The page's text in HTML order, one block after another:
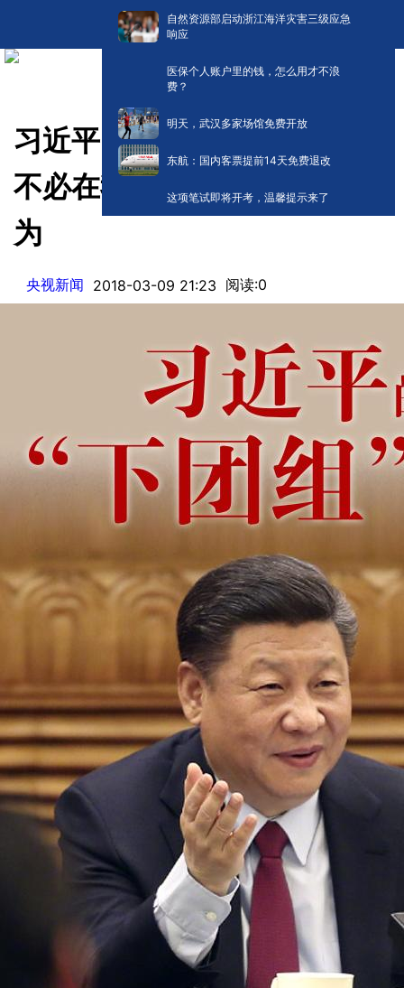
自然资源部启动浙江海洋灾害三级应急
响应
医保个人账户里的钱，怎么用才不浪
费？
明天，武汉多家场馆免费开放
东航：国内客票提前14天免费退改
这项笔试即将开考，温馨提示来了
习近平的“下团组”时间 | “功成
不必在我”并非消极怠政不作
为
央视新闻 2018-03-09 21:23 阅读:0